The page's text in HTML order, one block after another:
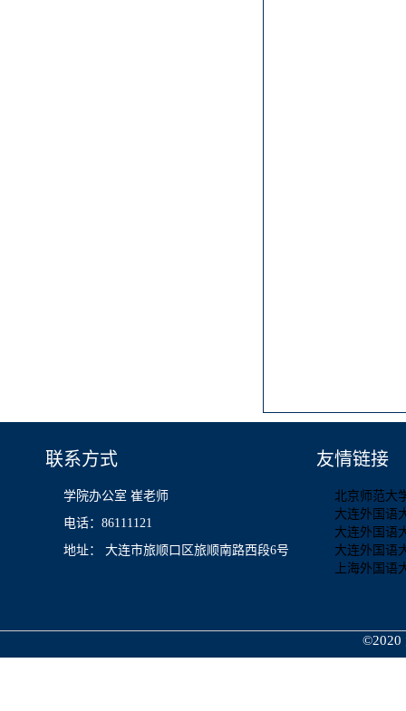
联系方式
学院办公室 崔老师
电话：86111121
地址： 大连市旅顺口区旅顺南路西段6号
友情链接
北京师范大
大连外国语
大连外国语
大连外国语
上海外国语
©2020